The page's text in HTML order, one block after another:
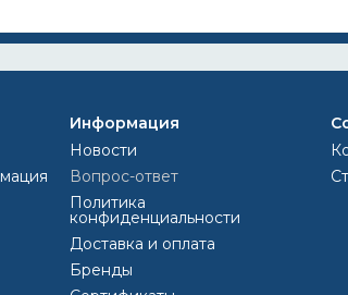
дождевики, спальники, тенты,
точнее не сами изделия, а ткань, из
Информация
Новости
Вопрос-ответ
Политика
конфиденциальности
Доставка и оплата
Бренды